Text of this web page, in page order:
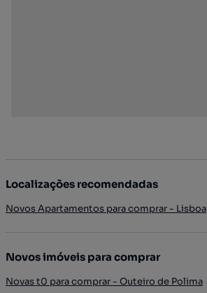
Localizações recomendadas
Novos Apartamentos para comprar - Lisboa
Novos imóveis para comprar
Novas t0 para comprar - Outeiro de Polima